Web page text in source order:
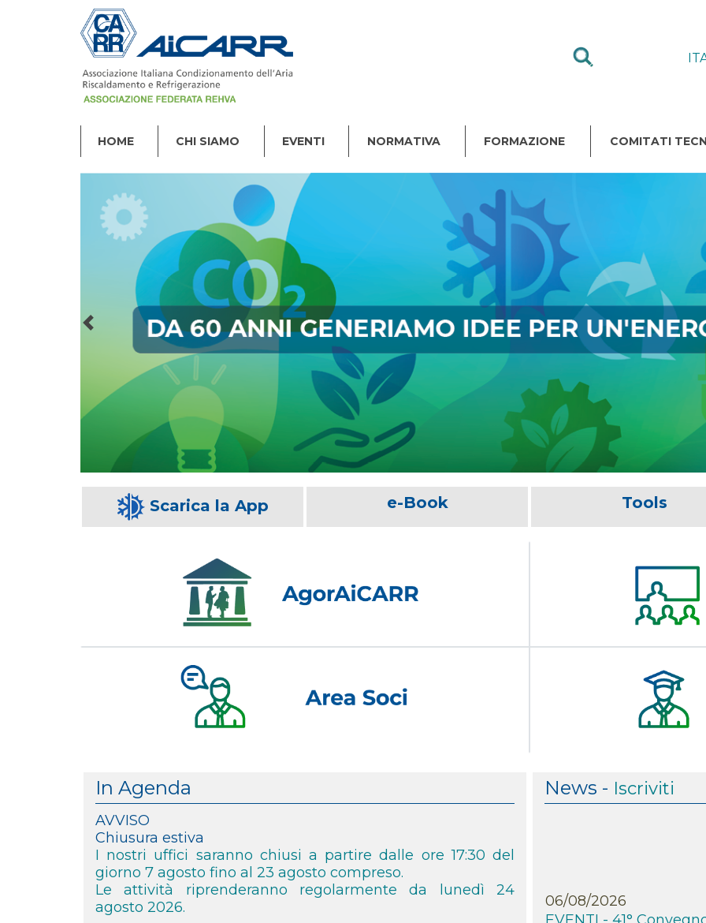
HOME CHI SIAMO EVENTI NORMATIVA FORMAZIONE COMITATI
Previous
Scarica la App e-Book Tools
In Agenda
AVVISO
Chiusura estiva
I nostri uffici saranno chiusi a partire dalle ore 17:30 del
giorno 7 agosto fino al 23 agosto compreso.
Le attività riprenderanno regolarmente da lunedì 24
agosto 2026.
News - Iscriviti
EVENTI - 41°
dell’evento